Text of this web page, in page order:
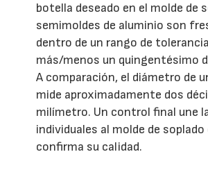
botella deseado en el molde de
semimoldes de aluminio son
dentro de un rango de
más/menos un quingentésimo
A comparación, el diámetro de
mide aproximadamente dos
milímetro. Un control final une
individuales al molde de
confirma su calidad.